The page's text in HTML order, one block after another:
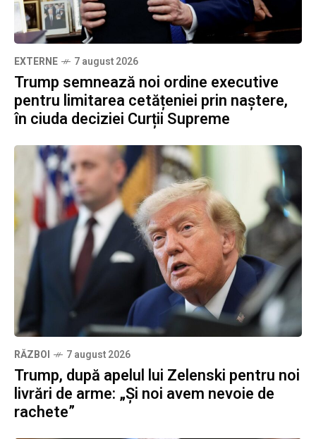
EXTERNE 7 august 2026
Trump semnează noi ordine executive
pentru limitarea cetățeniei prin naștere,
în ciuda deciziei Curții Supreme
RĂZBOI 7 august 2026
Trump, după apelul lui Zelenski pentru noi
livrări de arme: „Și noi avem nevoie de
rachete”